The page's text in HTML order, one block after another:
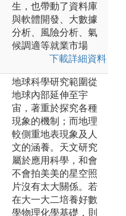
生，也帶動了資料庫
與軟體開發、大數據
分析、風險分析、氣
候調適等就業市場
下載詳細資料
地球科學研究範圍從
地球內部延伸至宇
宙，著重於探究各種
現象的機制；而地理
較側重地表現象及人
文的涵養。天文研究
屬於應用科學，和會
不會拍美美的星空照
片沒有太大關係。若
在大一大二培養好數
學物理化學基礎，則